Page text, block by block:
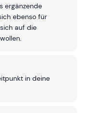
ergänzende
ebenso für
auf die
in deine